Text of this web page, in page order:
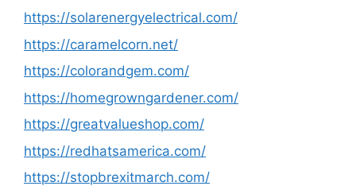
https://solarenergyelectrical.com/
https://caramelcorn.net/
https://colorandgem.com/
https://homegrowngardener.com/
https://greatvalueshop.com/
https://redhatsamerica.com/
https://stopbrexitmarch.com/